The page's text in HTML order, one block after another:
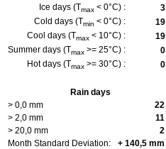
Ice days (Tmax < 0°C) :
3
Cold days (Tmin < 0°C) :
19
Cool days (Tmax < 10°C) :
19
Summer days (Tmax >= 25°C) :
0
Hot days (Tmax >= 30°C) : 0
Rain days
> 0,0 mm
22
> 2,0 mm
11
> 20,0 mm
2
Month Standard Deviation:
+ 140,5 mm